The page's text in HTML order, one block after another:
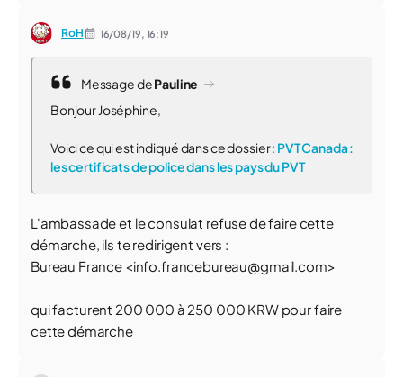
RoH 16/08/19, 16:19
Message dePauline
Bonjour Joséphine,
Voici ce qui est indiqué dans ce dossier : PVT Canada :
les certificats de police dans les pays du PVT
L'ambassade et le consulat refuse de faire cette
démarche, ils te redirigent vers :
Bureau France <info.francebureau@gmail.com>
qui facturent 200 000 à 250 000 KRW pour faire
cette démarche